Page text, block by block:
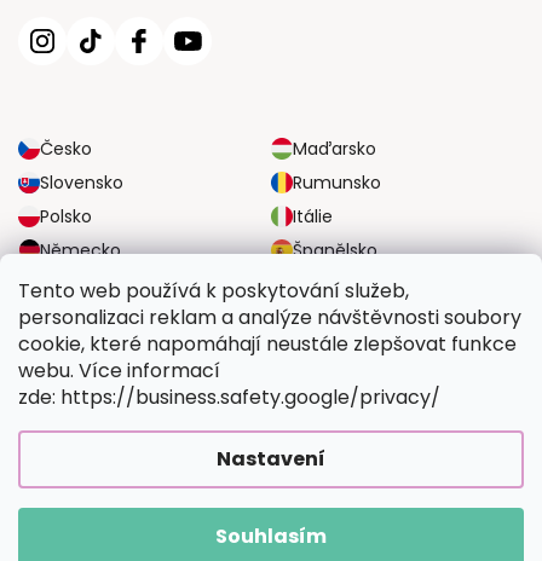
Tento web používá k poskytování služeb,
personalizaci reklam a analýze návštěvnosti soubory
cookie, které napomáhají neustále zlepšovat funkce
webu. Více informací
zde: https://business.safety.google/privacy/
Nastavení
Souhlasím
Česko
Maďarsko
Slovensko
Rumunsko
Polsko
Itálie
Německo
Španělsko
Velká Británie
Rakousko
SPOLEHLIVÉ MOŽNOSTI DOPRAVY
BEZPEČNÉ MOŽNOSTI PLATBY
Vymalujsisam.cz. Všechna práva vyhrazena.